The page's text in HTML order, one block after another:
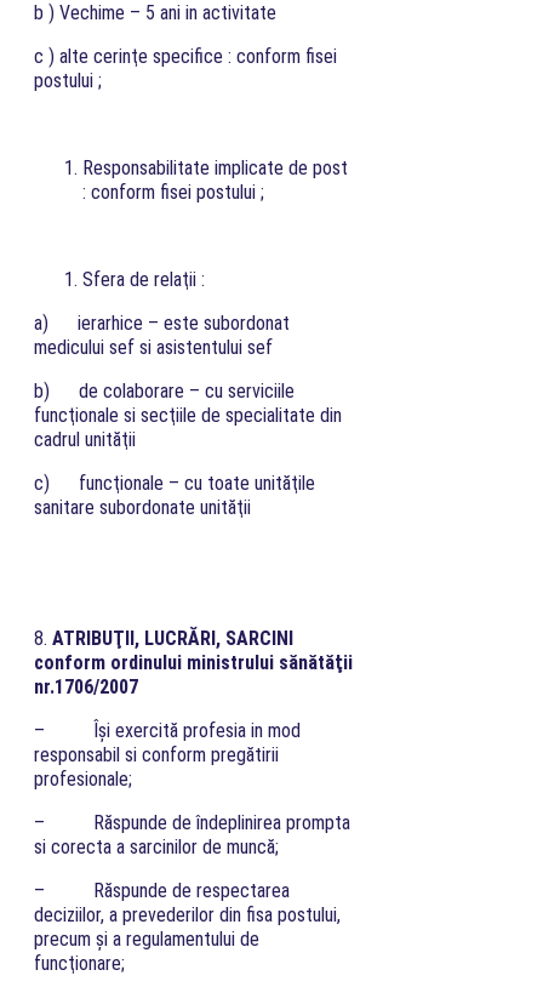
b ) Vechime – 5 ani in activitate
c ) alte cerinţe specifice : conform fisei
postului ;
Responsabilitate implicate de post
: conform fisei postului ;
Sfera de relaţii :
a) ierarhice – este subordonat
medicului sef si asistentului sef
b) de colaborare – cu serviciile
funcţionale si secţiile de specialitate din
cadrul unităţii
c) funcţionale – cu toate unităţile
sanitare subordonate unităţii
8. ATRIBUŢII, LUCRĂRI, SARCINI
conform ordinului ministrului sănătăţii
nr.1706/2007
– Îşi exercită profesia in mod
responsabil si conform pregătirii
profesionale;
– Răspunde de îndeplinirea prompta
si corecta a sarcinilor de muncă;
– Răspunde de respectarea
deciziilor, a prevederilor din fisa postului,
precum şi a regulamentului de
funcţionare;